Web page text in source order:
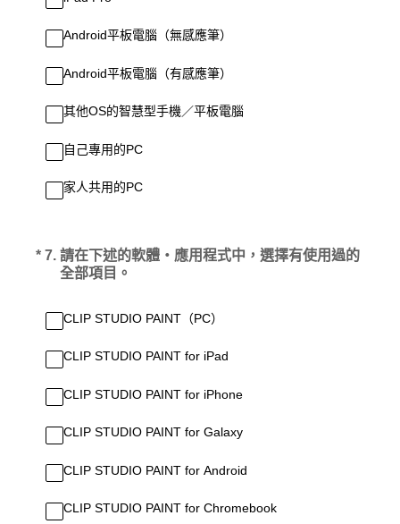
Android平板電腦（無感應筆）
Android平板電腦（有感應筆）
其他OS的智慧型手機／平板電腦
自己專用的PC
家人共用的PC
* 7. 請在下述的軟體・應用程式中，選擇有使用過的
全部項目。
(必答。)
CLIP STUDIO PAINT（PC）
CLIP STUDIO PAINT for iPad
CLIP STUDIO PAINT for iPhone
CLIP STUDIO PAINT for Galaxy
CLIP STUDIO PAINT for Android
CLIP STUDIO PAINT for Chromebook